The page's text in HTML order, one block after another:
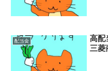
配当金
高配
三菱